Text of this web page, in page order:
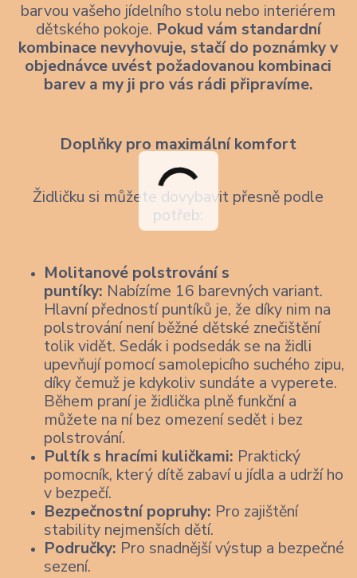
barvou vašeho jídelního stolu nebo interiérem
dětského pokoje. Pokud vám standardní
kombinace nevyhovuje, stačí do poznámky v
objednávce uvést požadovanou kombinaci
barev a my ji pro vás rádi připravíme.
Doplňky pro maximální komfort
Židličku si můžete dovybavit přesně podle
potřeb:
Molitanové polstrování s
puntíky: Nabízíme 16 barevných variant.
Hlavní předností puntíků je, že díky nim na
polstrování není běžné dětské znečištění
tolik vidět. Sedák i podsedák se na židli
upevňují pomocí samolepicího suchého zipu,
díky čemuž je kdykoliv sundáte a vyperete.
Během praní je židlička plně funkční a
můžete na ní bez omezení sedět i bez
polstrování.
Pultík s hracími kuličkami: Praktický
pomocník, který dítě zabaví u jídla a udrží ho
v bezpečí.
Bezpečnostní popruhy: Pro zajištění
stability nejmenších dětí.
Područky: Pro snadnější výstup a bezpečné
sezení.